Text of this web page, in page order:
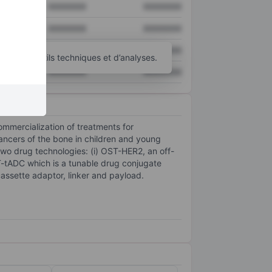
XXXXXXX XXXXXXX
outils techniques et d’analyses.
of treatments for
of the bone in children and young
drug technologies: (i) OST-HER2, an off-
which is a tunable drug conjugate
adaptor, linker and payload.